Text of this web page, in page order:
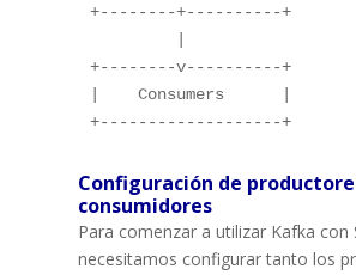
+--------+----------+
+--------v----------+
|    Consumers      |
+-------------------+
Configuración de
consumidores
Para comenzar a utilizar Kafka con
necesitamos configurar tanto los